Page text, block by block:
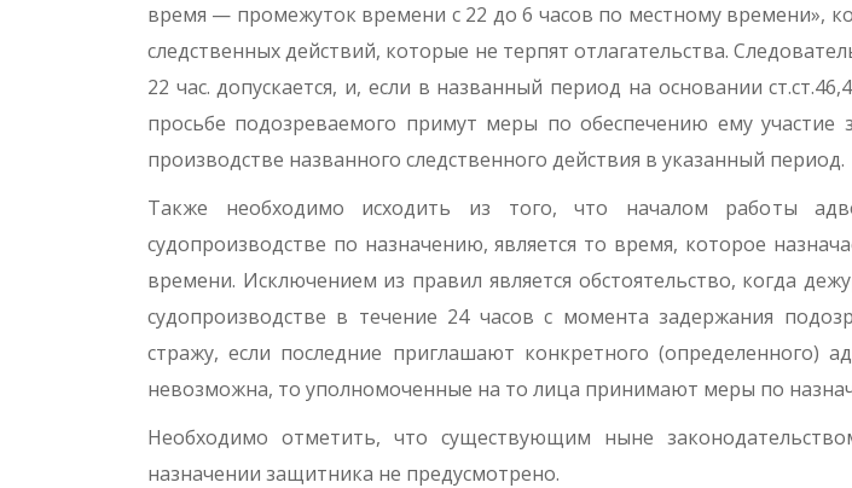
время — промежуток времени с 22 до 6 часов по местному времени»,
следственных действий, которые не терпят отлагательства.
22 час. допускается, и, если в названный период на основании
просьбе подозреваемого примут меры по обеспечению ему
производстве названного следственного действия в указанный период.
Также необходимо исходить из того, что началом работы
судопроизводстве по назначению, является то время, которое
времени. Исключением из правил является обстоятельство, когда
судопроизводстве в течение 24 часов с момента задержания
стражу, если последние приглашают конкретного (определенного)
невозможна, то уполномоченные на то лица принимают меры по
Необходимо отметить, что существующим ныне
назначении защитника не предусмотрено.